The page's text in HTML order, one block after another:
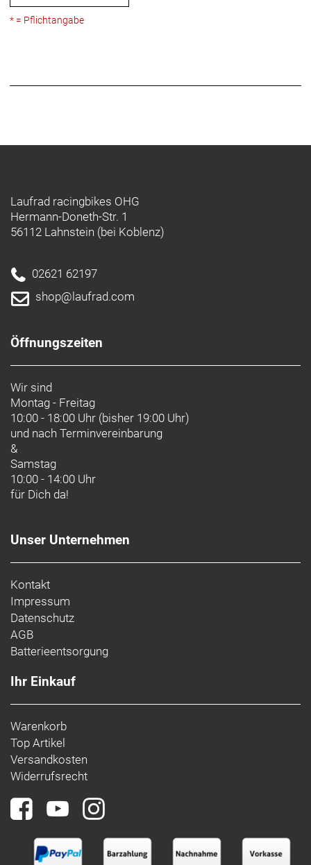
* = Pflichtangabe
Laufrad racingbikes OHG
Hermann-Doneth-Str. 1
56112 Lahnstein (bei Koblenz)
02621 62197
shop@laufrad.com
Öffnungszeiten
Wir sind
Montag - Freitag
10:00 - 18:00 Uhr (bisher 19:00 Uhr)
und nach Terminvereinbarung
&
Samstag
10:00 - 14:00 Uhr
für Dich da!
Unser Unternehmen
Kontakt
Impressum
Datenschutz
AGB
Batterieentsorgung
Ihr Einkauf
Warenkorb
Top Artikel
Versandkosten
Widerrufsrecht